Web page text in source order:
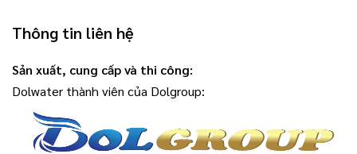
Thông tin liên hệ
Sản xuất, cung cấp và thi công:
Dolwater thành viên của Dolgroup: